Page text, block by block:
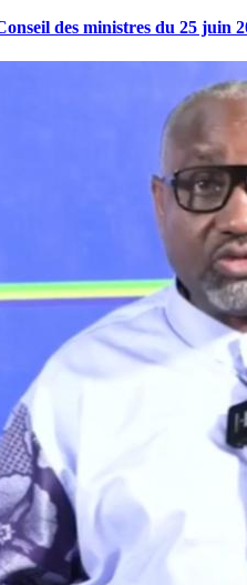
des ministres du 25 juin